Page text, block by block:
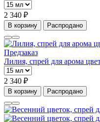
2 340 ₽
В корзину Распродано
Предзаказ
Лилия, спрей для арома
2 340 ₽
В корзину Распродано